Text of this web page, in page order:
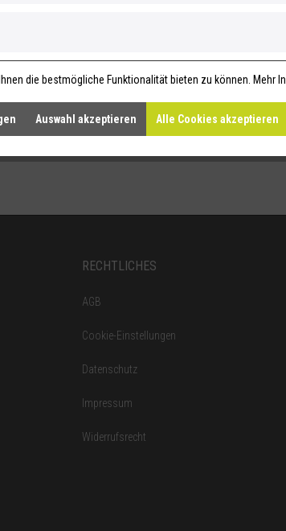
RECHTLICHES
AGB
Cookie-Einstellungen
Datenschutz
Impressum
Widerrufsrecht
die bestmögliche Funktionalität bieten zu können. Mehr
Auswahl akzeptieren Alle Cookies akzeptieren